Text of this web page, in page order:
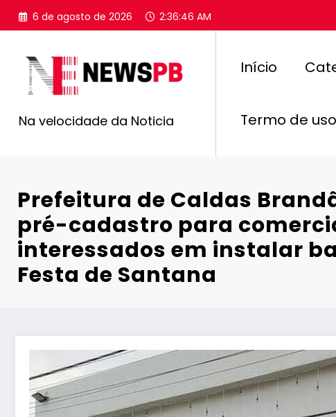
Pular
para
conteúdo
6 de agosto de 2026 2:36:47 AM
Na velocidade da Noticia
Início
Termo de uso
Prefeitura de Caldas
pré-cadastro para
interessados em instalar
Festa de Santana